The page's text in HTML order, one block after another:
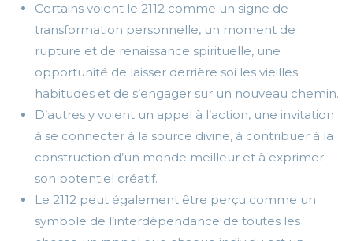
Certains voient le 2112 comme un signe de
transformation personnelle, un moment de
rupture et de renaissance spirituelle, une
opportunité de laisser derrière soi les vieilles
habitudes et de s’engager sur un nouveau chemin.
D’autres y voient un appel à l’action, une invitation
à se connecter à la source divine, à contribuer à la
construction d’un monde meilleur et à exprimer
son potentiel créatif.
Le 2112 peut également être perçu comme un
symbole de l’interdépendance de toutes les